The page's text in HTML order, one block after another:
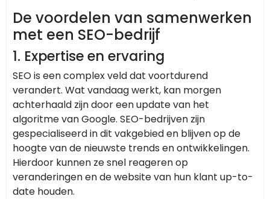
De voordelen van samenwerken
met een SEO-bedrijf
1. Expertise en ervaring
SEO is een complex veld dat voortdurend
verandert. Wat vandaag werkt, kan morgen
achterhaald zijn door een update van het
algoritme van Google. SEO-bedrijven zijn
gespecialiseerd in dit vakgebied en blijven op de
hoogte van de nieuwste trends en ontwikkelingen.
Hierdoor kunnen ze snel reageren op
veranderingen en de website van hun klant up-to-
date houden.